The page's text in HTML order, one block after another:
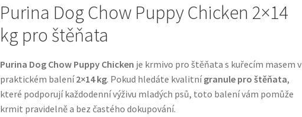
Purina Dog Chow Puppy Chicken 2×14
kg pro štěňata
Purina Dog Chow Puppy Chicken je krmivo pro štěňata s kuřecím masem v
praktickém balení2×14 kg. Pokud hledáte kvalitnígranule pro štěňata,
které podporují každodenní výživu mladých psů, toto balení vám pomůže
krmit pravidelně a bez častého dokupování.